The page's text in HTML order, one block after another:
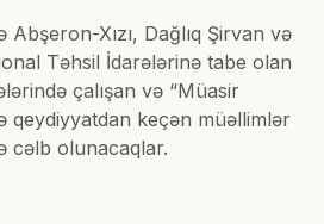
Xızı, Dağlıq Şirvan və
Təhsil İdarələrinə tabe olan
çalışan və “Müasir
qeydiyyatdan keçən müəllimlər
cəlb olunacaqlar.